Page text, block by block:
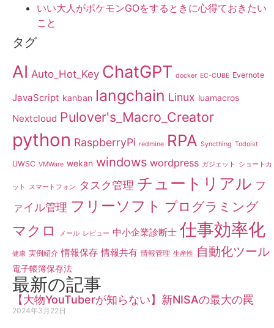
いい大人がポケモンGOをするときに心得ておきたい
こと
タグ
AI Auto_Hot_Key ChatGPT docker EC-CUBE Evernote
JavaScript kanban langchain Linux luamacros
Nextcloud Pulover's_Macro_Creator
python RaspberryPi redmine RPA Syncthing Todoist
UWSC VMWare wekan windows wordpress ガジェット ショートカ
ット スマートフォン タスク管理 チュートリアル フ
ァイル管理 フリーソフト プログラミング
マクロ メール レビュー 中小企業診断士 仕事効率化
健康 実例紹介 情報保存 情報共有 情報管理 生産性 自動化ツール
電子帳簿保存法
最新の記事
【大物YouTuberが知らない】新NISAの最大の罠
2024年3月22日